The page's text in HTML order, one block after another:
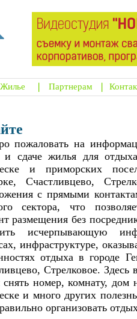
Жилье Партнерам
пожаловать на
и сдаче жилья для
и приморских
Счастливцево,
с прямыми
сектора, что
размещения без
исчерпывающую
инфраструктуре,
отдыха в городе
Стрелковое.
номер, комнату, дом
и много других
организовать